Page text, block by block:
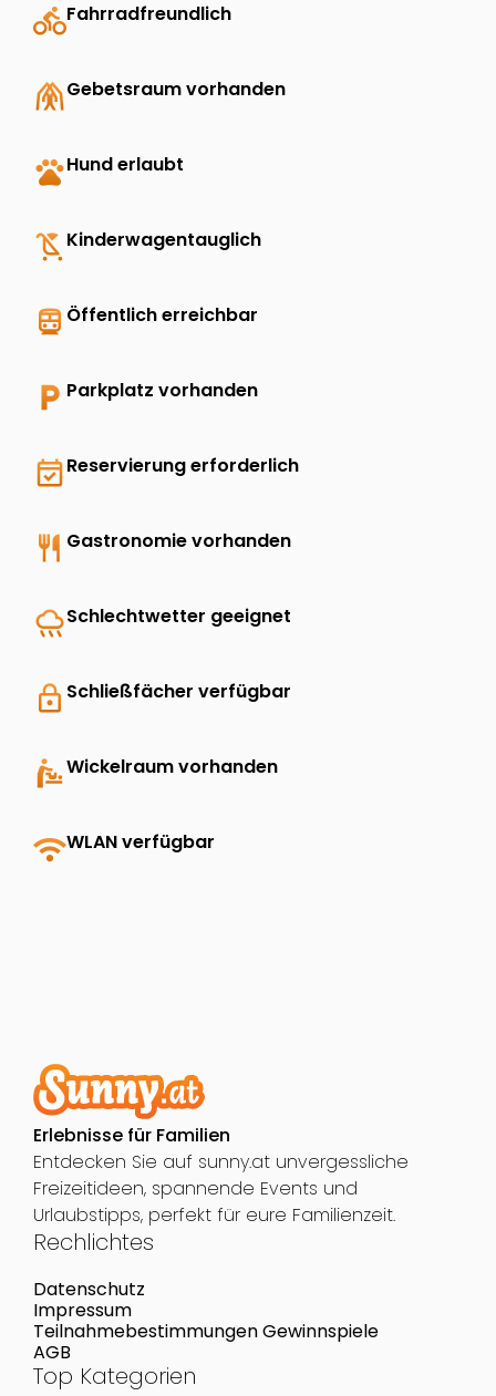
directions_bikeFahrradfreundlich
folded_handsGebetsraum vorhanden
petsHund erlaubt
child_friendly Kinderwagentauglich
directions_transit Öffentlich erreichbar
local_parking Parkplatz vorhanden
event_availableReservierung erforderlich
restaurant Gastronomie vorhanden
rainySchlechtwetter geeignet
lock Schließfächer verfügbar
baby_changing_stationWickelraum vorhanden
wifiWLAN verfügbar
Erlebnisse für Familien
Entdecken Sie auf sunny.at unvergessliche
Freizeitideen, spannende Events und
Urlaubstipps, perfekt für eure Familienzeit.
Rechlichtes
Datenschutz
Impressum
Teilnahmebestimmungen Gewinnspiele
AGB
Top Kategorien